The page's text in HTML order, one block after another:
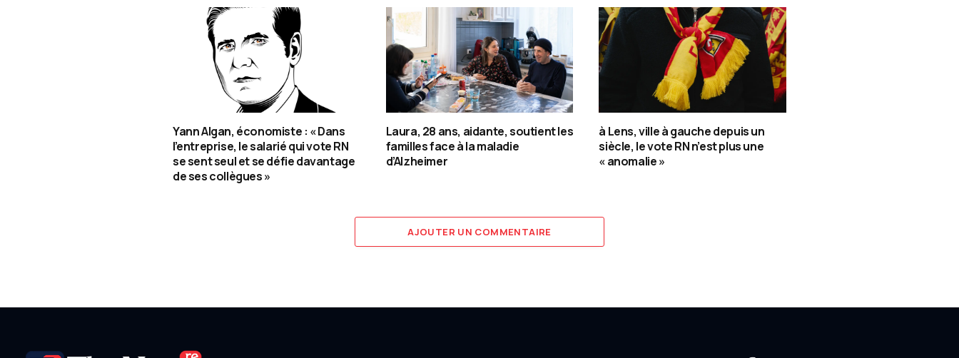
Yann Algan, économiste : « Dans
l’entreprise, le salarié qui vote RN
se sent seul et se défie davantage
de ses collègues »
Laura, 28 ans, aidante, soutient les
familles face à la maladie
d’Alzheimer
à Lens, ville à gauche depuis un
siècle, le vote RN n’est plus une
« anomalie »
AJOUTER UN COMMENTAIRE